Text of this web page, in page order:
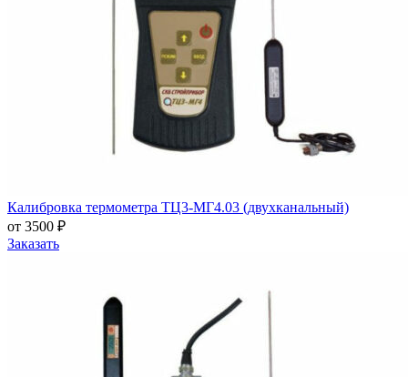
Калибровка термометра ТЦ3-МГ4.03 (двухканальный)
от 3500 ₽
Заказать